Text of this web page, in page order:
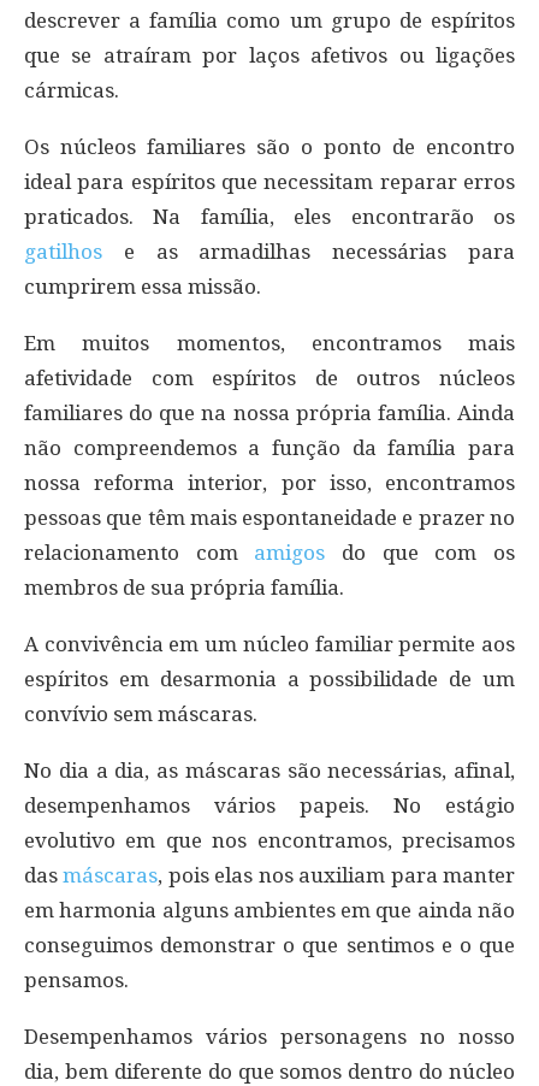
descrever a família como um grupo de espíritos
que se atraíram por laços afetivos ou ligações
cármicas.
Os núcleos familiares são o ponto de encontro
ideal para espíritos que necessitam reparar erros
praticados. Na família, eles encontrarão os
gatilhos e as armadilhas necessárias para
cumprirem essa missão.
Em muitos momentos, encontramos mais
afetividade com espíritos de outros núcleos
familiares do que na nossa própria família. Ainda
não compreendemos a função da família para
nossa reforma interior, por isso, encontramos
pessoas que têm mais espontaneidade e prazer no
relacionamento com amigos do que com os
membros de sua própria família.
A convivência em um núcleo familiar permite aos
espíritos em desarmonia a possibilidade de um
convívio sem máscaras.
No dia a dia, as máscaras são necessárias, afinal,
desempenhamos vários papeis. No estágio
evolutivo em que nos encontramos, precisamos
dasmáscaras, pois elas nos auxiliam para manter
em harmonia alguns ambientes em que ainda não
conseguimos demonstrar o que sentimos e o que
pensamos.
Desempenhamos vários personagens no nosso
dia, bem diferente do que somos dentro do núcleo